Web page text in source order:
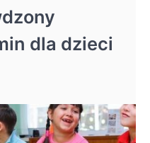
dla dzieci